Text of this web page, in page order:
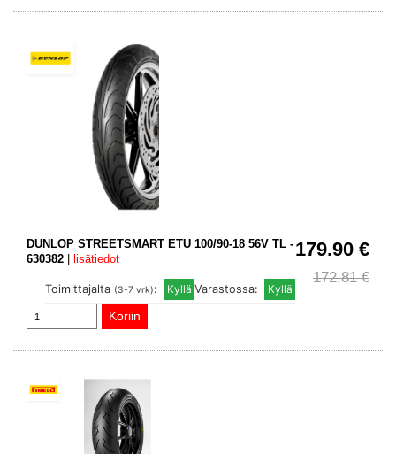
179.90 €
172.81 €
DUNLOP STREETSMART ETU 100/90-18 56V TL -
630382
lisätiedot
Varastossa:
Toimittajalta (3-7 vrk):